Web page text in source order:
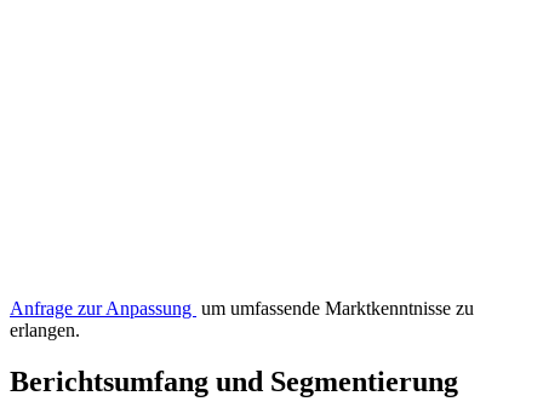
Anfrage zur Anpassung um umfassende Marktkenntnisse zu
erlangen.
Berichtsumfang und Segmentierung